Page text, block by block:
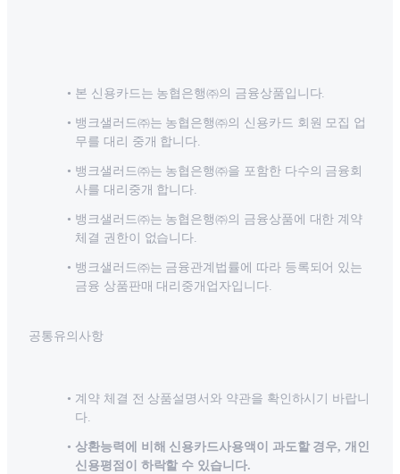
본 신용카드는 농협은행㈜의 금융상품입니다.
뱅크샐러드㈜는 농협은행㈜의 신용카드 회원 모집 업
무를 대리 중개 합니다.
뱅크샐러드㈜는 농협은행㈜을 포함한 다수의 금융회
사를 대리중개 합니다.
뱅크샐러드㈜는 농협은행㈜의 금융상품에 대한 계약
체결 권한이 없습니다.
뱅크샐러드㈜는 금융관계법률에 따라 등록되어 있는
금융 상품판매 대리중개업자입니다.
공통유의사항
계약 체결 전 상품설명서와 약관을 확인하시기 바랍니
다.
상환능력에 비해 신용카드사용액이 과도할 경우, 개인
신용평점이 하락할 수 있습니다.